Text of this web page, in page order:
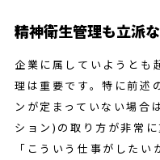
精神衛生管理も立派
企業に属していようとも
理は重要です。特に前述
ンが定まっていない場合
ション)の取り方が非常
「こういう仕事がした